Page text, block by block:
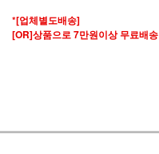
*[업체별도배송]
[OR]상품으로 7만원이상 무료배송